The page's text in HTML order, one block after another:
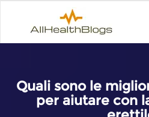
Quali sono le
per aiutare con